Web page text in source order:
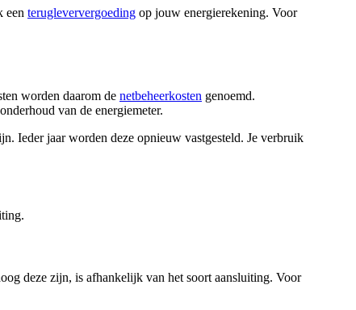
een terugleververgoeding op jouw energierekening. Voor
worden daarom de netbeheerkosten genoemd.
van de energiemeter.
Ieder jaar worden deze opnieuw vastgesteld. Je verbruik
deze zijn, is afhankelijk van het soort aansluiting. Voor